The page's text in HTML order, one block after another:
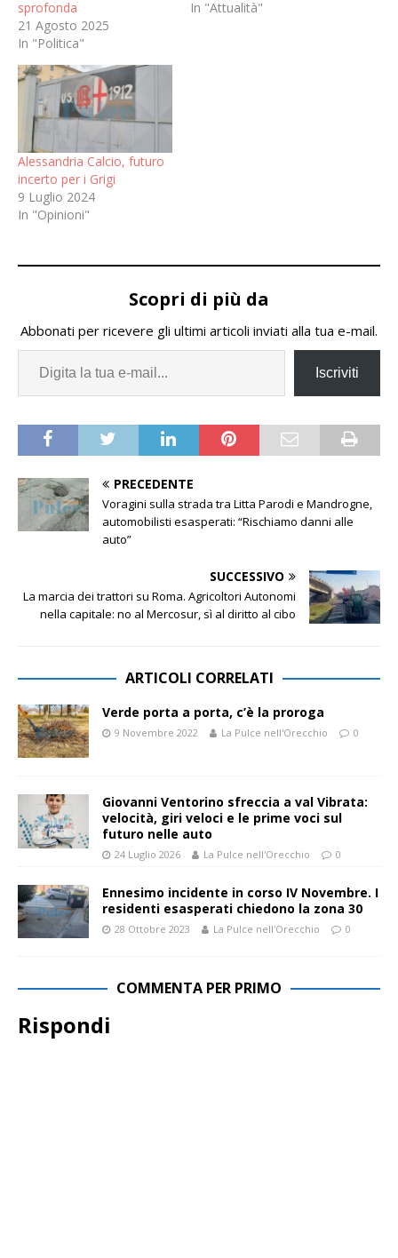
sprofonda
21 Agosto 2025
In "Politica"
In "Attualità"
Alessandria Calcio, futuro
incerto per i Grigi
9 Luglio 2024
In "Opinioni"
Scopri di più da
Abbonati per ricevere gli ultimi articoli inviati alla tua e-mail.
Iscriviti
PRECEDENTE
Voragini sulla strada tra Litta Parodi e Mandrogne,
automobilisti esasperati: “Rischiamo danni alle
auto”
SUCCESSIVO
La marcia dei trattori su Roma. Agricoltori Autonomi
nella capitale: no al Mercosur, sì al diritto al cibo
ARTICOLI CORRELATI
Verde porta a porta, c’è la proroga
9 Novembre 2022 La Pulce nell'Orecchio 0
Giovanni Ventorino sfreccia a val Vibrata:
velocità, giri veloci e le prime voci sul
futuro nelle auto
24 Luglio 2026 La Pulce nell'Orecchio 0
Ennesimo incidente in corso IV Novembre. I
residenti esasperati chiedono la zona 30
28 Ottobre 2023 La Pulce nell'Orecchio 0
COMMENTA PER PRIMO
Rispondi